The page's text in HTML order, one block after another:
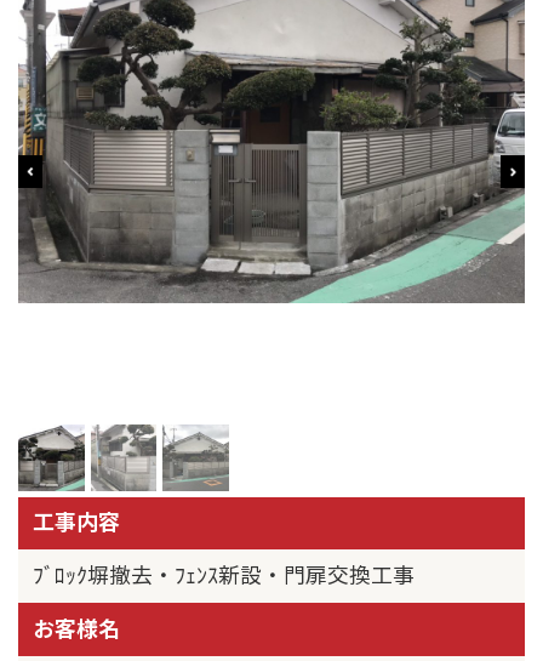
工事内容
ﾌﾞﾛｯｸ塀撤去・ﾌｪﾝｽ新設・門扉交換工事
お客様名